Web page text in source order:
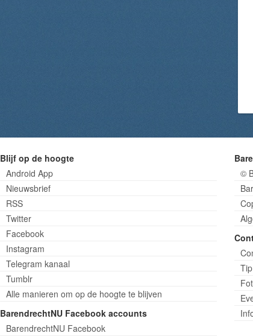
Blijf op de hoogte
Android App
Nieuwsbrief
RSS
Twitter
Facebook
Instagram
Telegram kanaal
Tumblr
Alle manieren om op de hoogte te blijven
BarendrechtNU Facebook accounts
BarendrechtNU Facebook
©